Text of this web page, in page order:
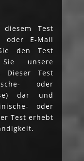
Test
oder E-Mail
den Test
unsere
Dieser Test
oder
dar und
oder
Test erhebt